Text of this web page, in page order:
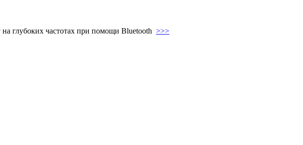
глубоких частотах при помощи Bluetooth >>>